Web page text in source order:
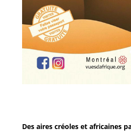
Des aires créoles et africaines